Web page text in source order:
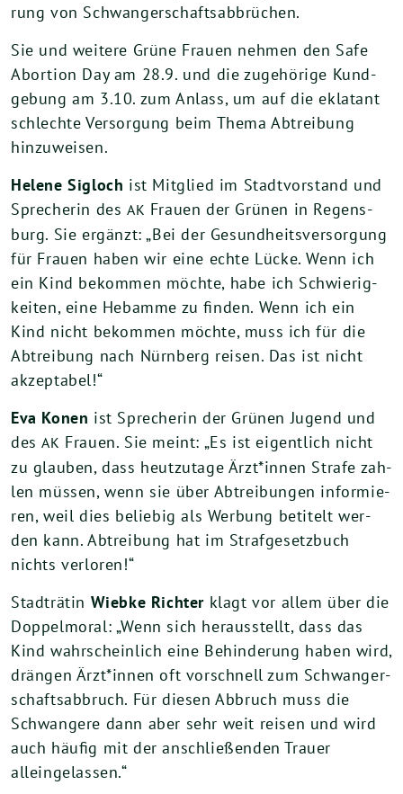
rung von Schwangerschaftsabbrüchen.
Sie und wei­te­re Grü­ne Frau­en neh­men den Safe
Abor­ti­on Day am 28.9. und die zuge­hö­ri­ge Kund­
ge­bung am 3.10. zum Anlass, um auf die ekla­tant
schlech­te Ver­sor­gung beim The­ma Abtrei­bung
hinzuweisen.
Hele­ne Sig­loch ist Mit­glied im Stadt­vor­stand und
Spre­che­rin des AK Frau­en der Grü­nen in Regens­
burg. Sie ergänzt: „Bei der Gesund­heits­ver­sor­gung
für Frau­en haben wir eine ech­te Lücke. Wenn ich
ein Kind bekom­men möch­te, habe ich Schwie­rig­
kei­ten, eine Heb­am­me zu fin­den. Wenn ich ein
Kind nicht bekom­men möch­te, muss ich für die
Abtrei­bung nach Nürn­berg rei­sen. Das ist nicht
akzeptabel!“
Eva Konen ist Spre­che­rin der Grü­nen Jugend und
desAK Frau­en. Sie meint: „Es ist eigent­lich nicht
zu glau­ben, dass heut­zu­ta­ge Ärzt*innen Stra­fe zah­
len müs­sen, wenn sie über Abtrei­bun­gen infor­mie­
ren, weil dies belie­big als Wer­bung beti­telt wer­
den kann. Abtrei­bung hat im Straf­ge­setz­buch
nichts verloren!“
Stadt­rä­tin Wieb­ke Rich­ter klagt vor allem über die
Dop­pel­mo­ral: „Wenn sich her­aus­stellt, dass das
Kind wahr­schein­lich eine Behin­de­rung haben wird,
drän­gen Ärzt*innen oft vor­schnell zum Schwan­ger­
schafts­ab­bruch. Für die­sen Abbruch muss die
Schwan­ge­re dann aber sehr weit rei­sen und wird
auch häu­fig mit der anschlie­ßen­den Trau­er
alleingelassen.“